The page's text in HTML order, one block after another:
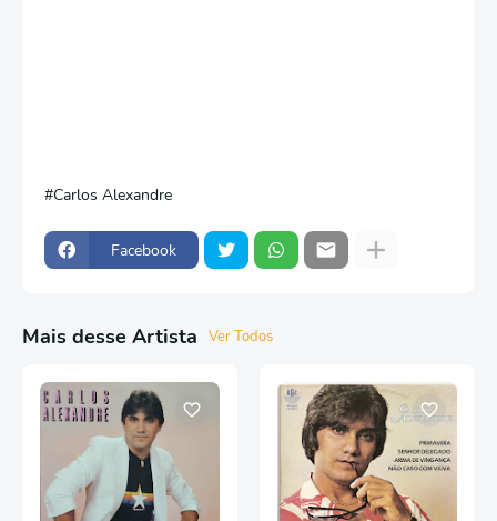
Carlos Alexandre
Facebook
Mais desse Artista Ver Todos